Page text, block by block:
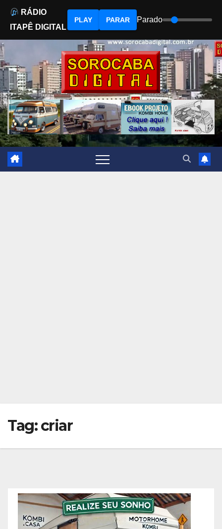
to
content
Tag:criar
RÁDIO
ITAPÊ DIGITAL
PLAY PARAR Parado